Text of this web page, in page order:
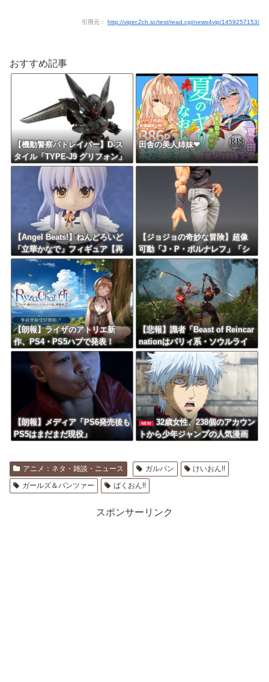
引用元： http://viper.2ch.sc/test/read.cgi/news4vip/1459257153/
おすすめ記事
【機動警察パトレイバー】D-ス
タイル「TYPE-J9 グリフォン」
プラモデル【再販予約開始】
田舎の美人姉妹❤
【Angel Beats!】ねんどろいど
「立華かなで」フィギュア【再
販予約開始】
【ジョジョの奇妙な冒険】超像
可動「J・P・ポルナレフ」「シ
ルバーチャリオッツ」可動フィ
ギュア【再販予約開始】
【朗報】ライザのアトリエ新
作、PS4・PS5ハブで発表！
【悲報】識者「Beast of Reincar
nationはパリィ系・ソウルライ
ク系の悪い所を煮詰めたような
ゲーム」
【朗報】メディア「PS6発売後も
PS5はまだまだ現役」
NEW
32歳女性、238個のアカウン
トから少年ジャンプの人気漫画
る キャンセルした商品の総額
は43億円以上
アニメ：ネタ・雑談・ニュース ガルパン
けいおん!!
ガールズ＆パンツァー
ばくおん!!
スポンサーリンク